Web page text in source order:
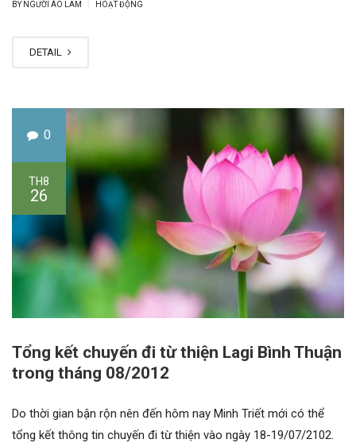
BY NGƯỜI ÁO LAM HOẠT ĐỘNG
DETAIL
0
TH8
26
Tổng kết chuyến đi từ thiện Lagi Bình Thuận
trong tháng 08/2012
Do thời gian bận rộn nên đến hôm nay Minh Triết mới có thể
tổng kết thông tin chuyến đi từ thiện vào ngày 18-19/07/2102.